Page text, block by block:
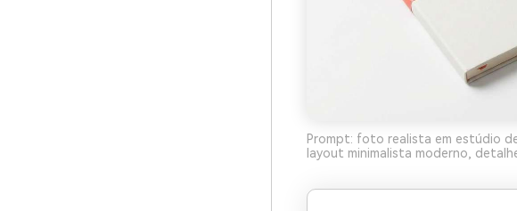
Prompt: foto realista em estúdio
layout minimalista moderno,